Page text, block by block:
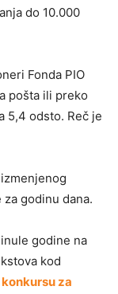
do 10.000
Fonda PIO
pošta ili preko
5,4 odsto. Reč je
za godinu dana.
godine na
kod
konkursu za